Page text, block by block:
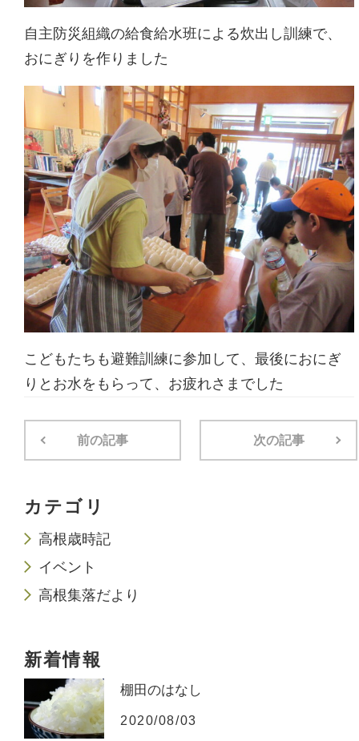
自主防災組織の給食給水班による炊出し訓練で、
おにぎりを作りました
こどもたちも避難訓練に参加して、最後におにぎ
りとお水をもらって、お疲れさまでした
前の記事 次の記事
カテゴリ
高根歳時記
イベント
高根集落だより
新着情報
棚田のはなし
2020/08/03